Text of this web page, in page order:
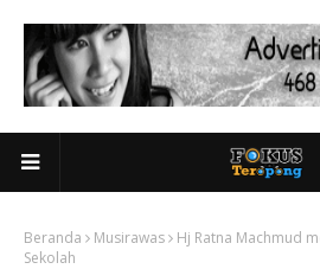
Beranda Musirawas
Hj Ratna Machmud
Sekolah